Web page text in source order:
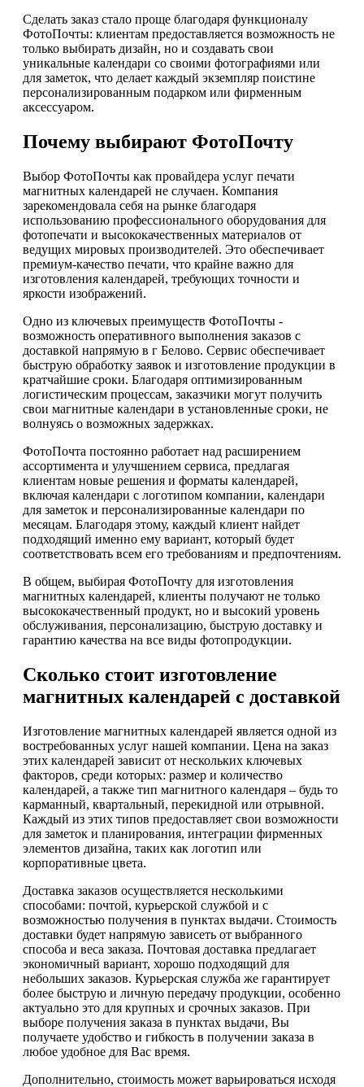
Сделать заказ стало проще благодаря функционалу
ФотоПочты: клиентам предоставляется возможность не
только выбирать дизайн, но и создавать свои
уникальные календари со своими фотографиями или
для заметок, что делает каждый экземпляр поистине
персонализированным подарком или фирменным
аксессуаром.
Почему выбирают ФотоПочту
Выбор ФотоПочты как провайдера услуг печати
магнитных календарей не случаен. Компания
зарекомендовала себя на рынке благодаря
использованию профессионального оборудования для
фотопечати и высококачественных материалов от
ведущих мировых производителей. Это обеспечивает
премиум-качество печати, что крайне важно для
изготовления календарей, требующих точности и
яркости изображений.
Одно из ключевых преимуществ ФотоПочты -
возможность оперативного выполнения заказов с
доставкой напрямую в г Белово. Сервис обеспечивает
быструю обработку заявок и изготовление продукции в
кратчайшие сроки. Благодаря оптимизированным
логистическим процессам, заказчики могут получить
свои магнитные календари в установленные сроки, не
волнуясь о возможных задержках.
ФотоПочта постоянно работает над расширением
ассортимента и улучшением сервиса, предлагая
клиентам новые решения и форматы календарей,
включая календари с логотипом компании, календари
для заметок и персонализированные календари по
месяцам. Благодаря этому, каждый клиент найдет
подходящий именно ему вариант, который будет
соответствовать всем его требованиям и предпочтениям.
В общем, выбирая ФотоПочту для изготовления
магнитных календарей, клиенты получают не только
высококачественный продукт, но и высокий уровень
обслуживания, персонализацию, быструю доставку и
гарантию качества на все виды фотопродукции.
Сколько стоит изготовление
магнитных календарей с доставкой
Изготовление магнитных календарей является одной из
востребованных услуг нашей компании. Цена на заказ
этих календарей зависит от нескольких ключевых
факторов, среди которых: размер и количество
календарей, а также тип магнитного календаря – будь то
карманный, квартальный, перекидной или отрывной.
Каждый из этих типов предоставляет свои возможности
для заметок и планирования, интеграции фирменных
элементов дизайна, таких как логотип или
корпоративные цвета.
Доставка заказов осуществляется несколькими
способами: почтой, курьерской службой и с
возможностью получения в пунктах выдачи. Стоимость
доставки будет напрямую зависеть от выбранного
способа и веса заказа. Почтовая доставка предлагает
экономичный вариант, хорошо подходящий для
небольших заказов. Курьерская служба же гарантирует
более быструю и личную передачу продукции, особенно
актуально это для крупных и срочных заказов. При
выборе получения заказа в пунктах выдачи, Вы
получаете удобство и гибкость в получении заказа в
любое удобное для Вас время.
Дополнительно, стоимость может варьироваться исходя